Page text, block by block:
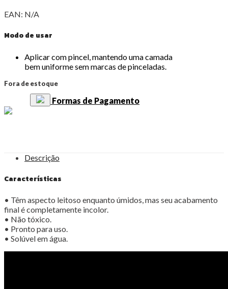
EAN: N/A
Modo de usar
Aplicar com pincel, mantendo uma camada
bem uniforme sem marcas de pinceladas.
Fora de estoque
Formas de Pagamento
Descrição
Características
• Têm aspecto leitoso enquanto úmidos, mas seu acabamento
final é completamente incolor.
• Não tóxico.
• Pronto para uso.
• Solúvel em água.